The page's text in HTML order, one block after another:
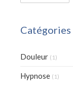
Catégories
Douleur (1)
Hypnose (1)